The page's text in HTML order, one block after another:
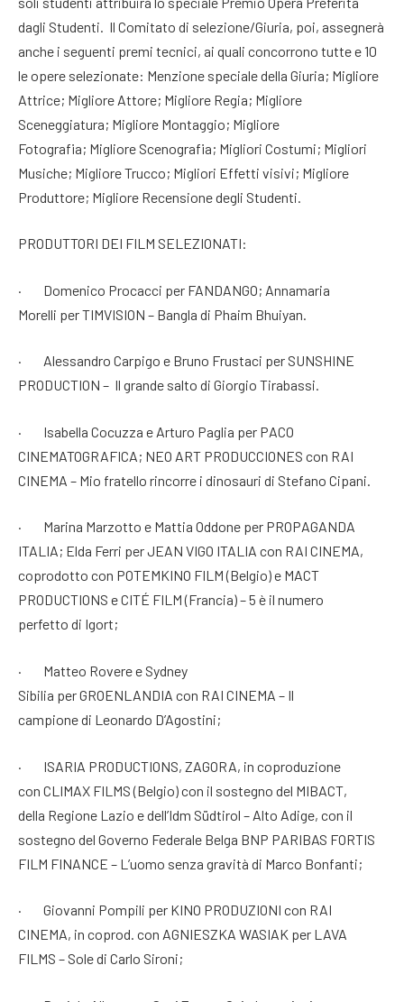
dagli Studenti. Il Comitato di selezione/Giuria, poi, assegnerà
anche i seguenti premi tecnici, ai quali concorrono tutte e 10
le opere selezionate: Menzione speciale della Giuria; Migliore
Attrice; Migliore Attore; Migliore Regia; Migliore
Sceneggiatura; Migliore Montaggio; Migliore
Fotografia; Migliore Scenografia; Migliori Costumi; Migliori
Musiche; Migliore Trucco; Migliori Effetti visivi; Migliore
Produttore; Migliore Recensione degli Studenti.
PRODUTTORI DEI FILM SELEZIONATI:
· Domenico Procacci per FANDANGO; Annamaria
Morelli per TIMVISION – Bangla di Phaim Bhuiyan.
· Alessandro Carpigo e Bruno Frustaci per SUNSHINE
PRODUCTION – Il grande salto di Giorgio Tirabassi.
· Isabella Cocuzza e Arturo Paglia per PACO
CINEMATOGRAFICA; NEO ART PRODUCCIONES con RAI
CINEMA – Mio fratello rincorre i dinosauri di Stefano Cipani.
· Marina Marzotto e Mattia Oddone per PROPAGANDA
ITALIA; Elda Ferri per JEAN VIGO ITALIA con RAI CINEMA,
coprodotto con POTEMKINO FILM (Belgio) e MACT
PRODUCTIONS e CITÉ FILM (Francia) – 5 è il numero
perfetto di Igort;
· Matteo Rovere e Sydney
Sibilia per GROENLANDIA con RAI CINEMA – Il
campione di Leonardo D’Agostini;
· ISARIA PRODUCTIONS, ZAGORA, in coproduzione
con CLIMAX FILMS (Belgio) con il sostegno del MIBACT,
della Regione Lazio e dell’Idm Südtirol – Alto Adige, con il
sostegno del Governo Federale Belga BNP PARIBAS FORTIS
FILM FINANCE – L’uomo senza gravità di Marco Bonfanti;
· Giovanni Pompili per KINO PRODUZIONI con RAI
CINEMA, in coprod. con AGNIESZKA WASIAK per LAVA
FILMS – Sole di Carlo Sironi;